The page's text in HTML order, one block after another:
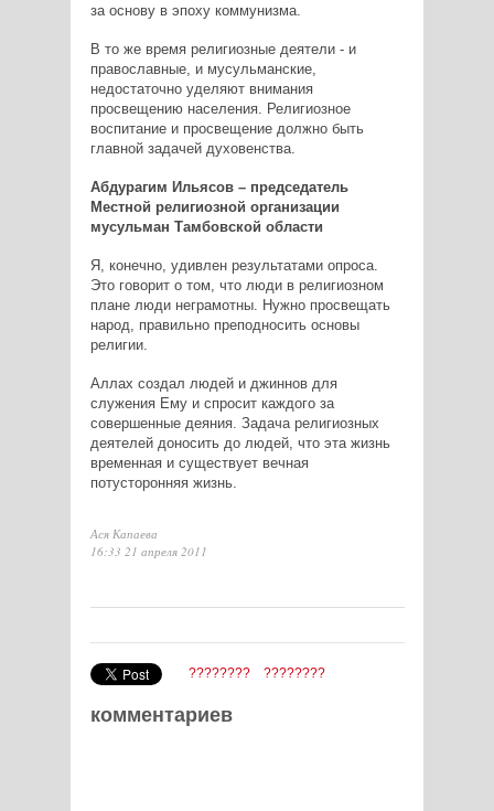
за основу в эпоху коммунизма.
В то же время религиозные деятели - и
православные, и мусульманские,
недостаточно уделяют внимания
просвещению населения. Религиозное
воспитание и просвещение должно быть
главной задачей духовенства.
Абдурагим Ильясов – председатель
Местной религиозной организации
мусульман Тамбовской области
Я, конечно, удивлен результатами опроса.
Это говорит о том, что люди в религиозном
плане люди неграмотны. Нужно просвещать
народ, правильно преподносить основы
религии.
Аллах создал людей и джиннов для
служения Ему и спросит каждого за
совершенные деяния. Задача религиозных
деятелей доносить до людей, что эта жизнь
временная и существует вечная
потусторонняя жизнь.
Ася Капаева
16:33 21 апреля 2011
???????? ????????
комментариев